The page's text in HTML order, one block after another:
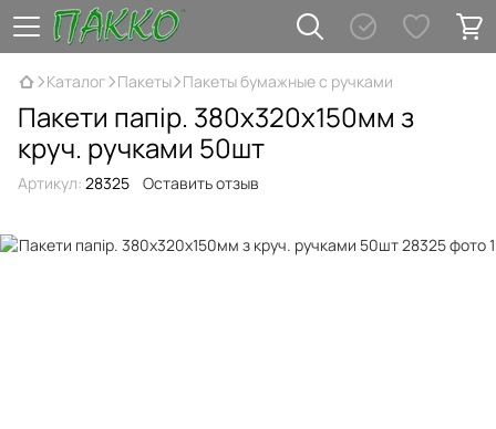
Каталог Пакеты Пакеты бумажные с ручками
Пакети папір. 380х320х150мм з
круч. ручками 50шт
Артикул: 28325 Оставить отзыв